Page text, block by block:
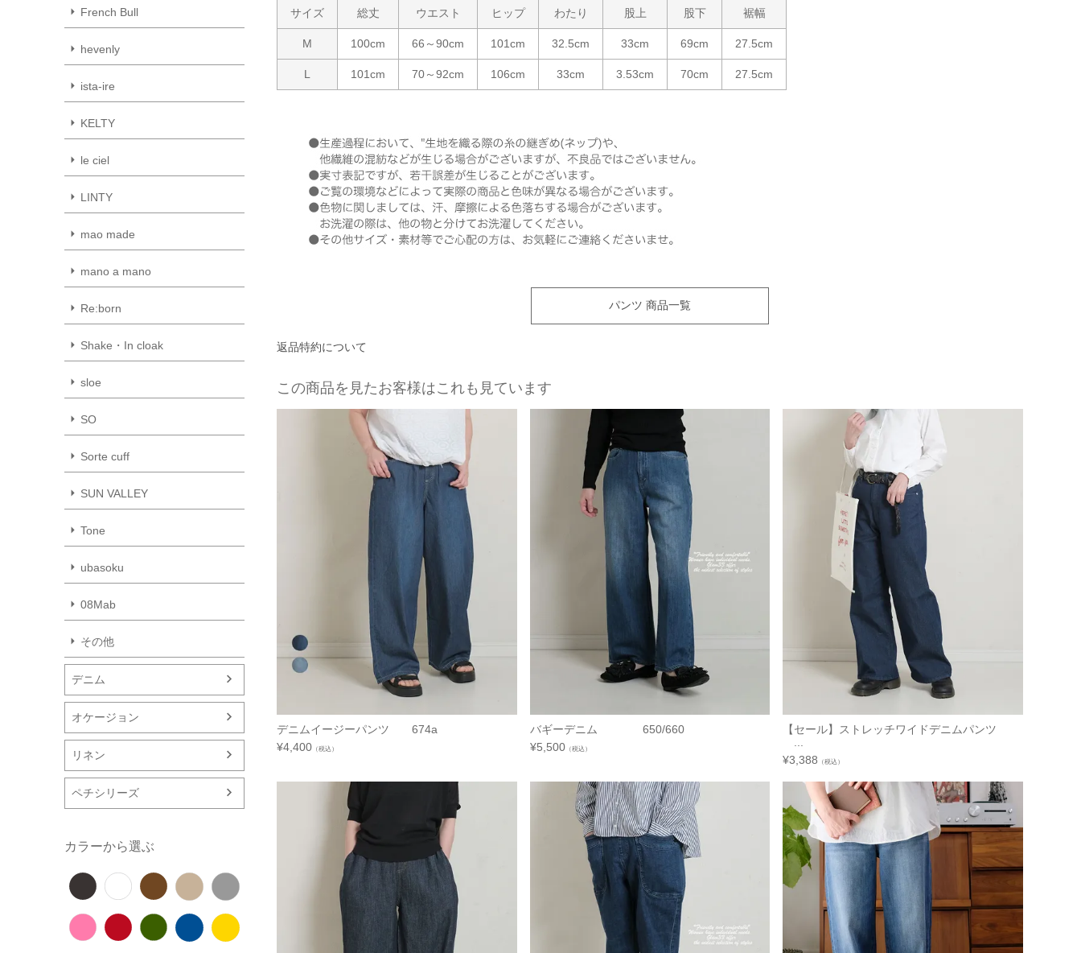
French Bull
hevenly
ista-ire
KELTY
le ciel
LINTY
mao made
mano a mano
Re:born
Shake・In cloak
sloe
SO
Sorte cuff
SUN VALLEY
Tone
ubasoku
08Mab
その他
デニム
オケージョン
リネン
ペチシリーズ
カラーから選ぶ
サイズ 総丈 ウエスト ヒップ わたり 股上 股下 裾幅
M 100cm 66～90cm 101cm 32.5cm 33cm 69cm 27.5cm
L 101cm 70～92cm 106cm 33cm 3.53cm 70cm 27.5cm
パンツ 商品一覧
返品特約について
この商品を見たお客様はこれも見ています
デニムイージーパンツ 674a
¥4,400 （税込）
バギーデニム 650/660
¥5,500（税込）
【セール】ストレッチワイドデニムパンツ
...
¥3,388 （税込）